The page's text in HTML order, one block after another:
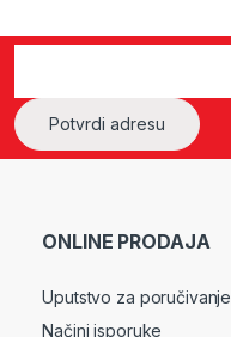
ONLINE PRODAJA
Uputstvo za poručivanje
Načini isporuke